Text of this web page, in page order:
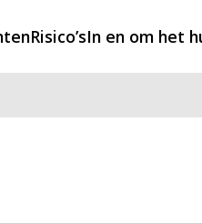
Risico’sIn en om het